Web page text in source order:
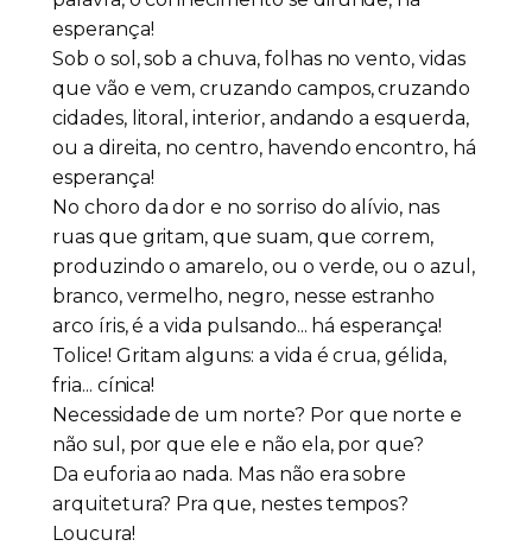
esperança!
Sob o sol, sob a chuva, folhas no vento, vidas
que vão e vem, cruzando campos, cruzando
cidades, litoral, interior, andando a esquerda,
ou a direita, no centro, havendo encontro, há
esperança!
No choro da dor e no sorriso do alívio, nas
ruas que gritam, que suam, que correm,
produzindo o amarelo, ou o verde, ou o azul,
branco, vermelho, negro, nesse estranho
arco íris, é a vida pulsando... há esperança!
Tolice! Gritam alguns: a vida é crua, gélida,
fria... cínica!
Necessidade de um norte? Por que norte e
não sul, por que ele e não ela, por que?
Da euforia ao nada. Mas não era sobre
arquitetura? Pra que, nestes tempos?
Loucura!